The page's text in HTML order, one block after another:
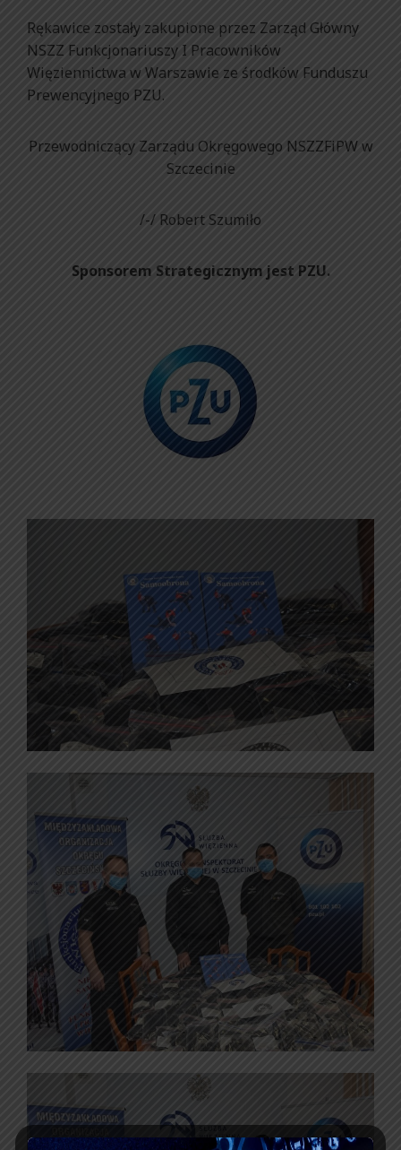
Rękawice zostały zakupione przez Zarząd Główny
NSZZ Funkcjonariuszy I Pracowników
Więziennictwa w Warszawie ze środków Funduszu
Prewencyjnego PZU.
Przewodniczący Zarządu Okręgowego NSZZFiPW w
Szczecinie
/-/ Robert Szumiło
Sponsorem Strategicznym jest PZU.